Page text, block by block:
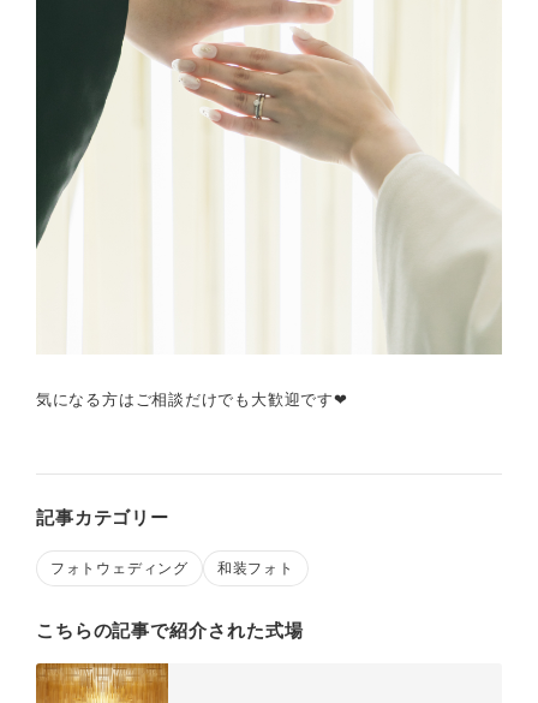
気になる方はご相談だけでも大歓迎です❤
記事カテゴリー
フォトウェディング 和装フォト
こちらの記事で紹介された式場